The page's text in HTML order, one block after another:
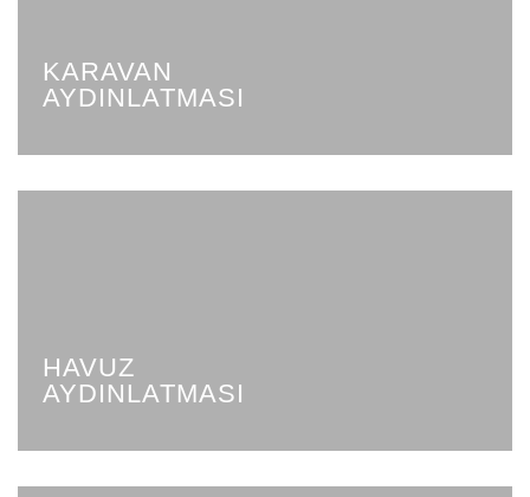
KARAVAN
AYDINLATMASI
HAVUZ
AYDINLATMASI